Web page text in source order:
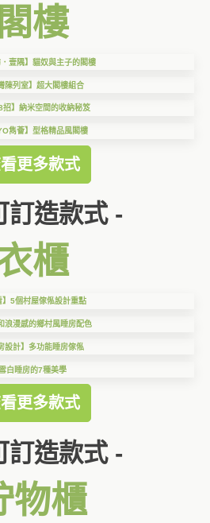
閣樓
．壹隅】貓奴與主子的閣樓
陳列室】超大閣樓組合
8招】納米空間的收納秘笈
雋薈】型格精品風閣樓
更多款式
訂造款式 -
櫃
】5個村屋傢俬設計重點
浪漫感的鄉村風睡房配色
設計】多功能睡房傢俬
白睡房的7種美學
更多款式
訂造款式 -
物櫃